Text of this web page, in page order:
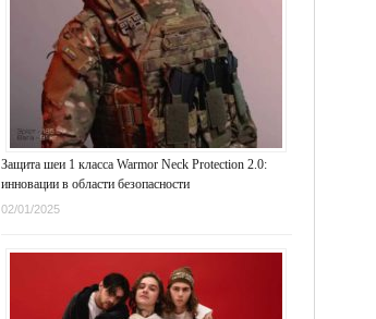
Защита шеи 1 класса Warmor Neck Protection 2.0:
инновации в области безопасности
02/01/2025